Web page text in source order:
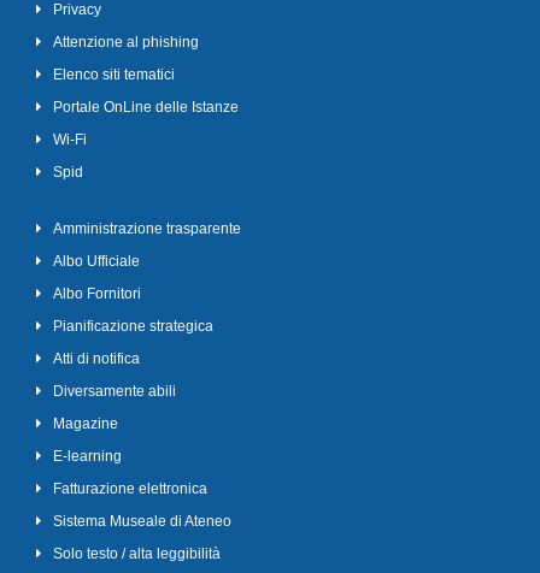
Privacy
Attenzione al phishing
Elenco siti tematici
Portale OnLine delle Istanze
Wi-Fi
Spid
Amministrazione trasparente
Albo Ufficiale
Albo Fornitori
Pianificazione strategica
Atti di notifica
Diversamente abili
Magazine
E-learning
Fatturazione elettronica
Sistema Museale di Ateneo
Solo testo / alta leggibilità